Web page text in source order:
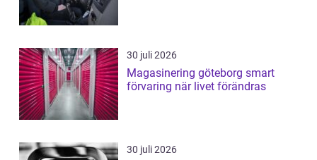
30 juli 2026
Magasinering göteborg smart
förvaring när livet förändras
30 juli 2026